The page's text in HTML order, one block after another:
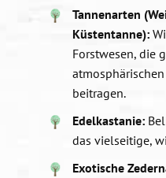
Tannenarten
Küstentanne):
Forstwesen, die
beitragen.
Edelkastanie:
das vielseitige,
Exotische